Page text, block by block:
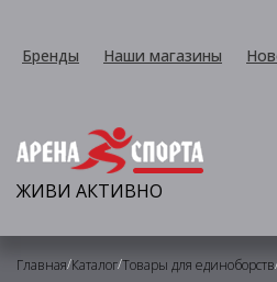
Бренды Наши магазины
ЖИВИ АКТИВНО
Главная/Каталог/Товары для единоборств